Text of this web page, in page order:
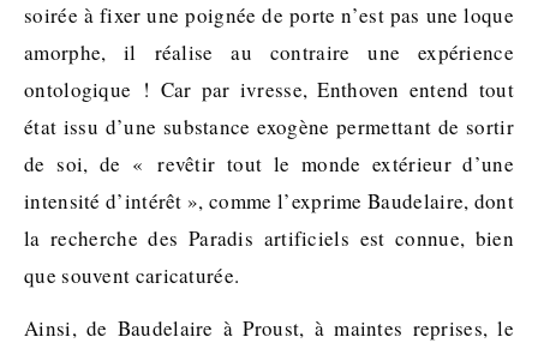
soirée à fixer une poignée de porte n’est pas une loque
amorphe, il réalise au contraire une expérience
ontologique ! Car par ivresse, Enthoven entend tout
état issu d’une substance exogène permettant de sortir
de soi, de « revêtir tout le monde extérieur d’une
intensité d’intérêt », comme l’exprime Baudelaire, dont
la recherche des Paradis artificiels est connue, bien
que souvent caricaturée.
Ainsi, de Baudelaire à Proust, à maintes reprises, le